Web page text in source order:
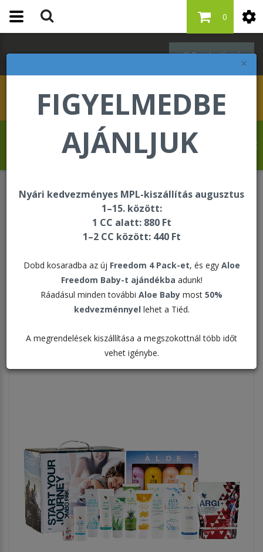
×
FIGYELMEDBE
AJÁNLJUK
Nyári kedvezményes MPL-kiszállítás augusztus
1–15. között:
1 CC alatt: 880 Ft
1–2 CC között: 440 Ft
Dobd kosaradba az új Freedom 4 Pack-et, és egy Aloe
Freedom Baby-t ajándékba adunk!
Ráadásul minden további Aloe Baby most 50%
kedvezménnyel lehet a Tiéd.
A megrendelések kiszállítása a megszokottnál több időt
vehet igénybe.
Bejelentkezés
0
Szabó Regina üdvözli Önt a Forever Living
internetes áruházában!
Rendezés: